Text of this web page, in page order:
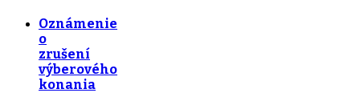
Oznámenie
o
zrušení
výberového
konania